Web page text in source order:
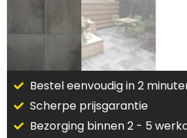
Bestel eenvoudig in 2
Scherpe prijsgarantie
Bezorging binnen 2 - 5